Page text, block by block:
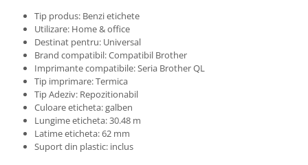
Tip produs: Benzi etichete
Utilizare: Home & office
Destinat pentru: Universal
Brand compatibil: Compatibil Brother
Imprimante compatibile: Seria Brother QL
Tip imprimare: Termica
Tip Adeziv: Repozitionabil
Culoare eticheta: galben
Lungime eticheta: 30.48 m
Latime eticheta: 62 mm
Suport din plastic: inclus